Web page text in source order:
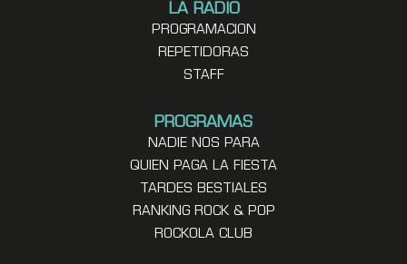
LA RADIO
PROGRAMACION
REPETIDORAS
STAFF
PROGRAMAS
NADIE NOS PARA
QUIEN PAGA LA FIESTA
TARDES BESTIALES
RANKING ROCK & POP
ROCKOLA CLUB